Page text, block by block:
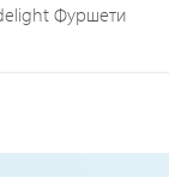
Фуршети